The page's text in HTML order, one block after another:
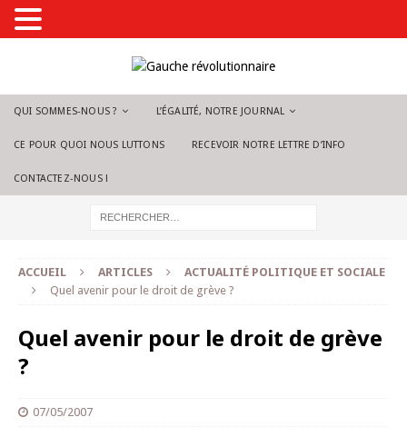
QUI SOMMES-NOUS ? L’ÉGALITÉ, NOTRE JOURNAL
CE POUR QUOI NOUS LUTTONS RECEVOIR NOTRE LETTRE D’INFO
CONTACTEZ-NOUS !
ACCUEIL ARTICLES
ACTUALITÉ POLITIQUE ET SOCIALE
Quel avenir pour le droit de grève ?
Quel avenir pour le droit de grève
?
07/05/2007